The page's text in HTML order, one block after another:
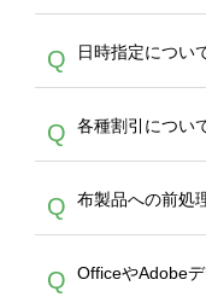
す。
い画像
らの直
し、デ
い）
作をお
スをご
でご注
A
を作っ
30個以
バッグコ
ビスを
は、デ
Q 日時指定につい
A
ん。発
メール
者にご
Q 各種割引につい
A
カート
ます。
イント
ント＝1
Q 布製品への前処
A
意点（
Q OfficeやAdobe